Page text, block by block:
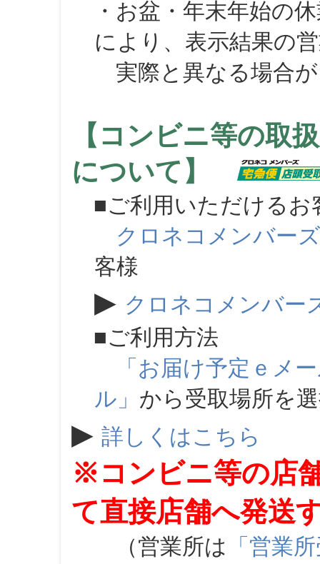
・お盆・年末年始の
により、表示結果の
実際と異なる場合が
【コンビニ等の取
について】
■ご利用いただけるお
クロネコメンバーズ
客様
▶ クロネコメンバー
■ご利用方法
「お届け予定ｅメ
ル」 から受取場所を
▶ 詳しくはこちら
※コンビニ等の店
て直接店舗へ発送
（営業所は 「営業